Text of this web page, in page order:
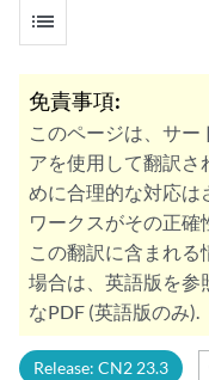
list
免責事項:
このページは、サー
アを使用して翻訳さ
めに合理的な対応は
ワークスがその正確
この翻訳に含まれる
場合は、英語版を参
なPDF (英語版のみ).
Release: CN2 23.3